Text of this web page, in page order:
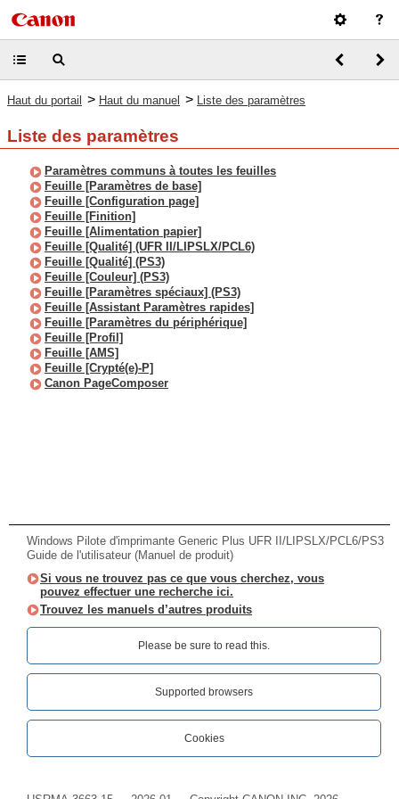
Haut du portail > Haut du manuel > Liste des paramètres
Liste des paramètres
Paramètres communs à toutes les feuilles
Feuille [Paramètres de base]
Feuille [Configuration page]
Feuille [Finition]
Feuille [Alimentation papier]
Feuille [Qualité] (UFR II/LIPSLX/PCL6)
Feuille [Qualité] (PS3)
Feuille [Couleur] (PS3)
Feuille [Paramètres spéciaux] (PS3)
Feuille [Assistant Paramètres rapides]
Feuille [Paramètres du périphérique]
Feuille [Profil]
Feuille [AMS]
Feuille [Crypté(e)-P]
Canon PageComposer
Windows Pilote d'imprimante Generic Plus UFR II/LIPSLX/PCL6/PS3
Guide de l'utilisateur (Manuel de produit)
Si vous ne trouvez pas ce que vous cherchez, vous
pouvez effectuer une recherche ici.
Trouvez les manuels d’autres produits
Please be sure to read this.‎
Supported browsers
Cookies